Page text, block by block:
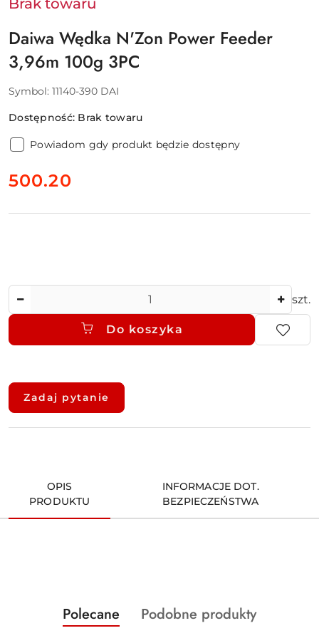
Brak towaru
Daiwa Wędka N'Zon Power Feeder
3,96m 100g 3PC
Symbol: 11140-390 DAI
Dostępność: Brak towaru
Powiadom gdy produkt będzie dostępny
cena:
500.20
szt.
Do koszyka
Dostępność
dostawa
Zadaj pytanie
OPIS
PRODUKTU
INFORMACJE DOT.
BEZPIECZEŃSTWA
Pomiń karuzelę produktów
Produkty
o
Polecane
Produkty
Podobne produkty